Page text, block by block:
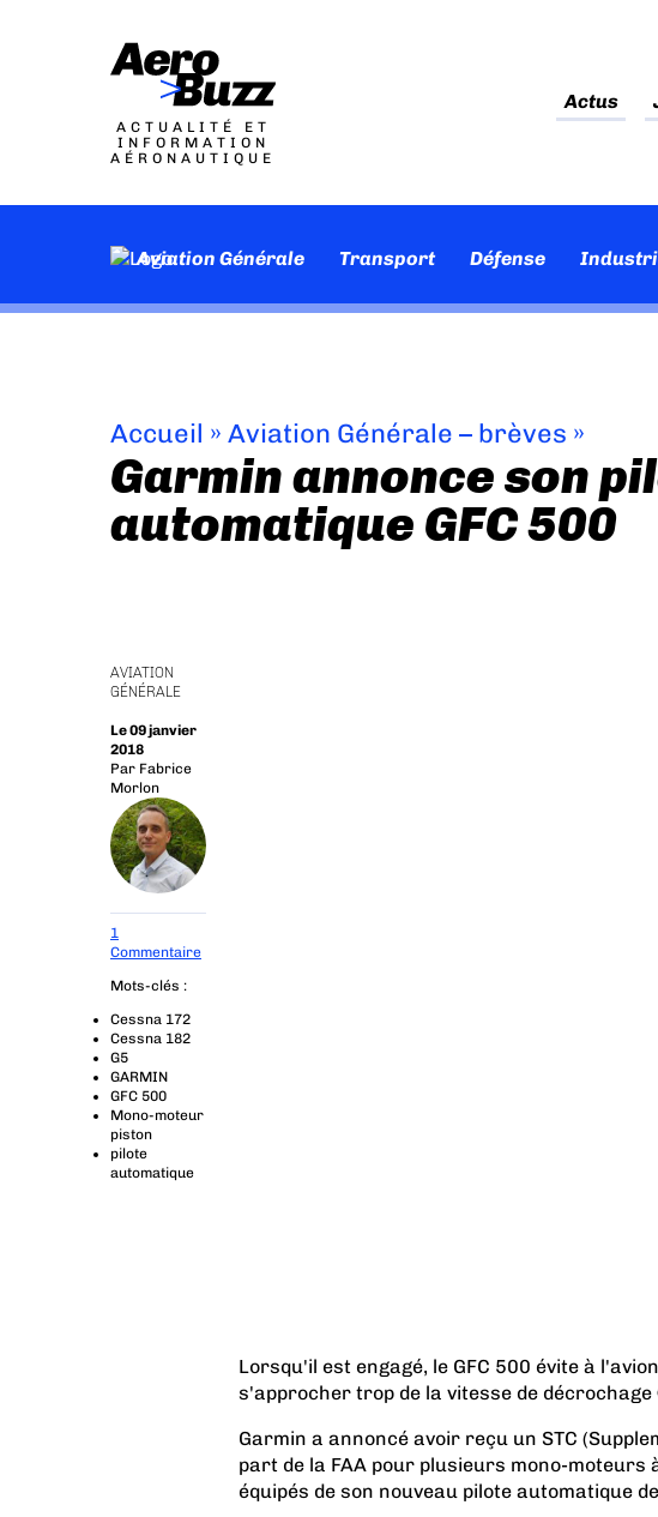
ACTUALITÉ ET
INFORMATION
AÉRONAUTIQUE
Actus
Aviation Générale Transport Défense
Accueil » Aviation Générale – brèves »
Garmin annonce son
automatique GFC 500
AVIATION
GÉNÉRALE
Le 09 janvier
2018
Par Fabrice
Morlon
1
Commentaire
Mots-clés :
Cessna 172
Cessna 182
G5
GARMIN
GFC 500
Mono-moteur
piston
pilote
automatique
Lorsqu'il est engagé, le GFC 500 évite à
s'approcher trop de la vitesse de décrochage
Garmin a annoncé avoir reçu un STC
part de la FAA pour plusieurs mono-
équipés de son nouveau pilote automatique